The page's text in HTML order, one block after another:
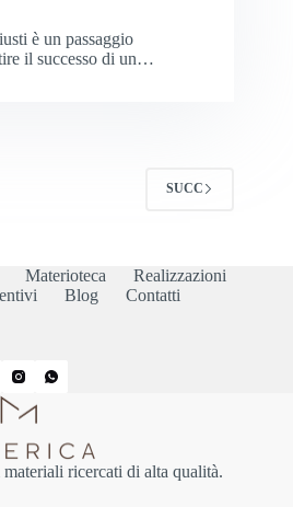
è un passaggio
il successo di un…
SUCC
Materioteca
Realizzazioni
Blog Contatti
ricercati di alta qualità.